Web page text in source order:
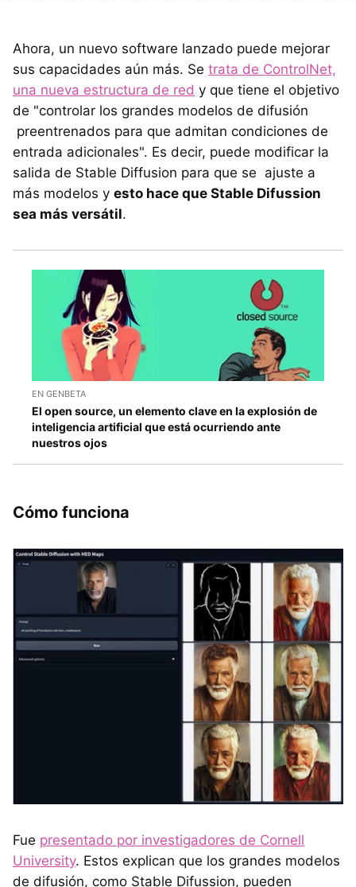
Ahora, un nuevo software lanzado puede mejorar
sus capacidades aún más. Se trata de ControlNet,
una nueva estructura de red y que tiene el objetivo
de "controlar los grandes modelos de difusión
preentrenados para que admitan condiciones de
entrada adicionales". Es decir, puede modificar la
salida de Stable Diffusion para que se ajuste a
más modelos y esto hace que Stable Difussion
sea más versátil.
EN GENBETA
El open source, un elemento clave en la explosión de
inteligencia artificial que está ocurriendo ante
nuestros ojos
Cómo funciona
Fue presentado por investigadores de Cornell
University. Estos explican que los grandes modelos
de difusión, como Stable Difussion, pueden